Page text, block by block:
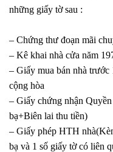
những giấy tờ sau :
– Chứng thư đoạn mãi
– Kê khai nhà cửa năm
– Giấy mua bán nhà trước
cộng hòa
– Giấy chứng nhận
bạ+Biên lai thu tiền)
– Giấy phép HTH
bạ và 1 số giấy tờ có liên